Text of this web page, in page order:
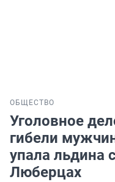
ОБЩЕСТВО
Уголовное
гибели
упала льдина
Люберцах